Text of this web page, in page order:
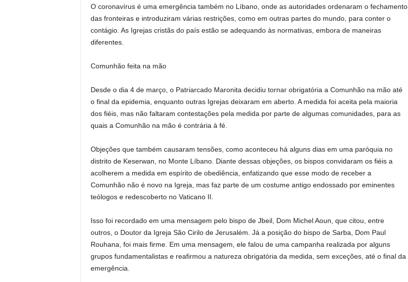
O coronavírus é uma emergência também no Líbano, onde as autoridades ordenaram o fechamento
das fronteiras e introduziram várias restrições, como em outras partes do mundo, para conter o
contágio. As Igrejas cristãs do país estão se adequando às normativas, embora de maneiras
diferentes.
Comunhão feita na mão
Desde o dia 4 de março, o Patriarcado Maronita decidiu tornar obrigatória a Comunhão na mão até
o final da epidemia, enquanto outras Igrejas deixaram em aberto. A medida foi aceita pela maioria
dos fiéis, mas não faltaram contestações pela medida por parte de algumas comunidades, para as
quais a Comunhão na mão é contrária à fé.
Objeções que também causaram tensões, como aconteceu há alguns dias em uma paróquia no
distrito de Keserwan, no Monte Líbano. Diante dessas objeções, os bispos convidaram os fiéis a
acolherem a medida em espírito de obediência, enfatizando que esse modo de receber a
Comunhão não é novo na Igreja, mas faz parte de um costume antigo endossado por eminentes
teólogos e redescoberto no Vaticano II.
Isso foi recordado em uma mensagem pelo bispo de Jbeil, Dom Michel Aoun, que citou, entre
outros, o Doutor da Igreja São Cirilo de Jerusalém. Já a posição do bispo de Sarba, Dom Paul
Rouhana, foi mais firme. Em uma mensagem, ele falou de uma campanha realizada por alguns
grupos fundamentalistas e reafirmou a natureza obrigatória da medida, sem exceções, até o final da
emergência.